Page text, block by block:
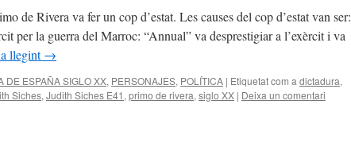
de Rivera va fer un cop d’estat. Les causes del cop d’estat van ser:
per la guerra del Marroc: “Annual” va desprestigiar a l’exèrcit i va
llegint→
DE ESPAÑA SIGLO XX, PERSONAJES, POLÍTICA | Etiquetat com a dictadura,
Siches, Judith Siches E41 , primo de rivera, siglo XX | Deixa un comentari